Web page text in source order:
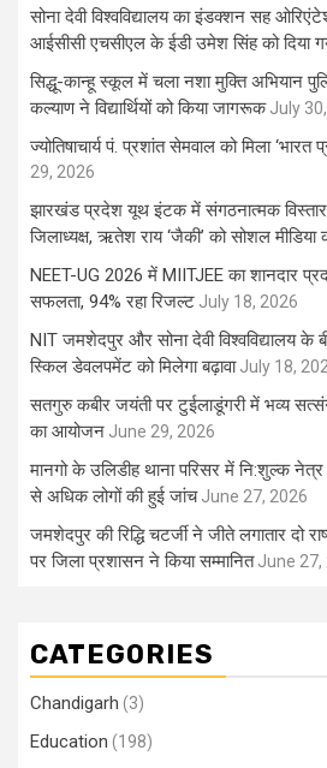
सोना देवी विश्वविद्यालय का इंडक्शन सह
आईसीसी एचसीएल के ईडी उमेश सिंह को दिया
सिद्धू-कान्हू स्कूल में चला नशा मुक्ति अभियान
कल्याण ने विद्यार्थियों को किया जागरूक July
ज्योतिषाचार्य पं. प्रशांत सेमवाल को मिला ‘भारत
29, 2026
झारखंड प्रदेश यूथ इंटक में संगठनात्मक विस्तार,
जिलाध्यक्ष, ऋतेश राय ‘जैकी’ को सोशल मीडिया
NEET-UG 2026 में MIITJEE का शानदार
सफलता, 94% रहा रिजल्ट July 18, 2026
NIT जमशेदपुर और सोना देवी विश्वविद्यालय के
स्किल डेवलपमेंट को मिलेगा बढ़ावा July 18,
सतगुरु कबीर जयंती पर टुईलाडूंगरी में भव्य
का आयोजन June 29, 2026
मानगो के उलिडीह थाना परिसर में नि:शुल्क
से अधिक लोगों की हुई जांच June 27, 2026
जमशेदपुर की रिद्धि चटर्जी ने जीते लगातार दो
पर जिला प्रशासन ने किया सम्मानित June 27,
CATEGORIES
Chandigarh (3)
Education (198)